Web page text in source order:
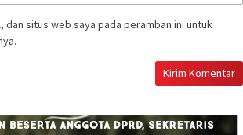
dan situs web saya pada peramban ini untuk